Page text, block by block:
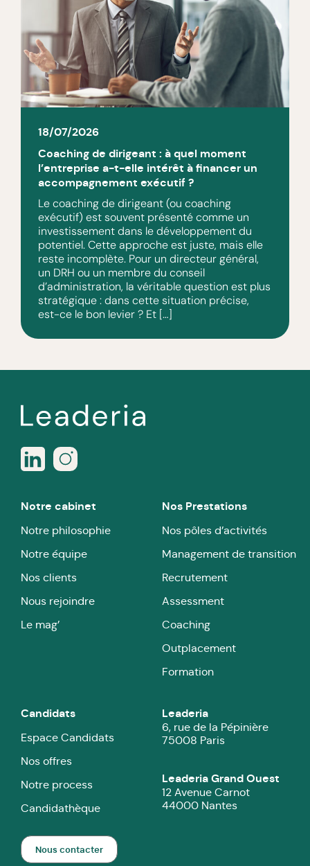
18/07/2026
Coaching de dirigeant : à quel moment
l’entreprise a-t-elle intérêt à financer un
accompagnement exécutif ?
Le coaching de dirigeant (ou coaching
exécutif) est souvent présenté comme un
investissement dans le développement du
potentiel. Cette approche est juste, mais elle
reste incomplète. Pour un directeur général,
un DRH ou un membre du conseil
d’administration, la véritable question est plus
stratégique : dans cette situation précise,
est-ce le bon levier ? Et […]
Notre cabinet
Notre philosophie
Notre équipe
Nos clients
Nous rejoindre
Le mag’
Nos Prestations
Nos pôles d’activités
Management de transition
Recrutement
Assessment
Coaching
Outplacement
Formation
Candidats
Espace Candidats
Nos offres
Notre process
Candidathèque
Leaderia
6, rue de la Pépinière
75008 Paris
Leaderia Grand Ouest
12 Avenue Carnot
44000 Nantes
Nous contacter